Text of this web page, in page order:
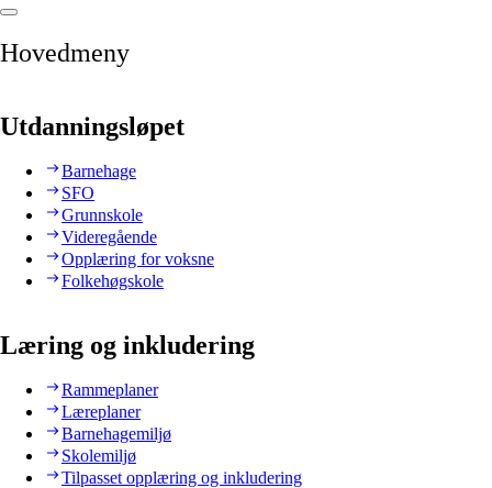
Hovedmeny
Utdanningsløpet
Barnehage
SFO
Grunnskole
Videregående
Opplæring for voksne
Folkehøgskole
Læring og inkludering
Rammeplaner
Læreplaner
Barnehagemiljø
Skolemiljø
Tilpasset opplæring og inkludering